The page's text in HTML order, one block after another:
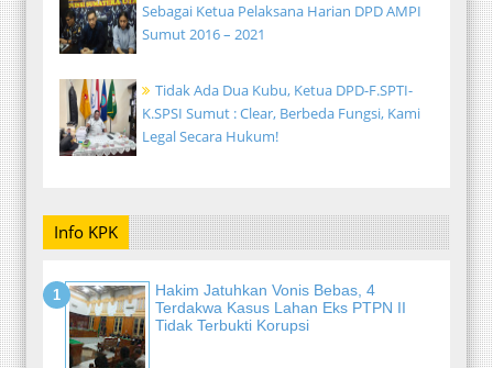
Sebagai Ketua Pelaksana Harian DPD AMPI
Sumut 2016 – 2021
Tidak Ada Dua Kubu, Ketua DPD-F.SPTI-
K.SPSI Sumut : Clear, Berbeda Fungsi, Kami
Legal Secara Hukum!
Info KPK
Hakim Jatuhkan Vonis Bebas, 4
Terdakwa Kasus Lahan Eks PTPN II
Tidak Terbukti Korupsi